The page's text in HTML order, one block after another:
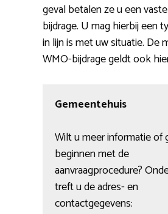
geval betalen ze u een
bijdrage. U mag hierbij een
in lijn is met uw situatie. De
WMO-bijdrage geldt ook
Gemeentehuis
Wilt u meer informatie of
beginnen met de
aanvraagprocedure?
treft u de adres- en
contactgegevens: